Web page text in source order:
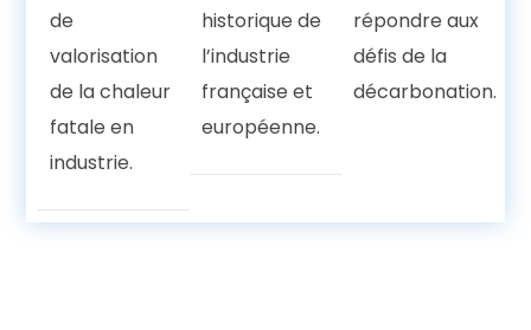
de
valorisation
de la chaleur
fatale en
industrie.
historique de
l’industrie
française et
européenne.
répondre aux
défis de la
décarbonation.